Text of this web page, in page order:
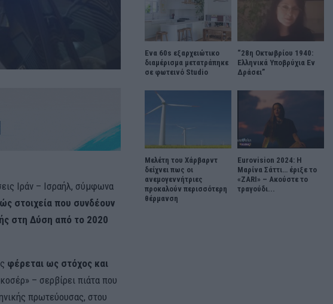
Ιράν – Ισραήλ, σύμφωνα
στοιχεία που συνδέουν
στη Δύση από το 2020
φέρεται ως στόχος και
– σερβίρει πιάτα που
πρωτεύουσας, στου
Ένα 60s εξαρχειώτικο
διαμέρισμα μετατράπηκε
σε φωτεινό Studio
“28η Οκτωβρίου 1940:
Ελληνικά Υποβρύχια Εν
Δράσει”
Μελέτη του Χάρβαρντ
δείχνει πως οι
ανεμογεννήτριες
προκαλούν περισσότερη
θέρμανση
Eurovision 2024: Η
Μαρίνα Σάττι… έριξε το
«ZARI» – Ακούστε το
τραγούδι...